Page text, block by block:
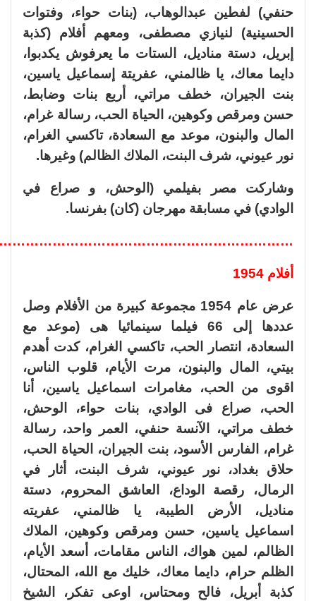
حنفي) لفطين عبدالوهاب، (بنات حواء، وفتوات
الحسينية) لنيازي مصطفى، ومعهم أفلام (كذبة
إبريل، دستة مناديل، الستات ما يعرفوش يكدبوا،
دايما معاك، يا ظالمني، عفريتة إسماعيل ياسين،
بنت الجيران، خطف مراتي، أربع بنات وضابط،
حسن ومرقص وكوهين، الحياة الحب، رسالة غرام،
المال والبنون، موعد مع السعادة، تاكسي الغرام،
نور عيوني، شرف البنت، الملاك الظالم) وغيرها.
وشاركت مصر بفيلمي (الوحش، و صراع في
الوادي) في مسابقة مهرجان (كان) بفرنسا.
أفلام 1954
عرض عام 1954 مجموعة كبيرة من الأفلام وصل
عددها إلى 66 فيلما سينمائيا هى (موعد مع
السعادة، انتصار الحب، تاكسي الغرام، كدت أهدم
بيتي، المال والبنون، مرت الأيام، قلوب الناس،
اقوى من الحب، مغامرات اسماعيل ياسين، أنا
الحب، صراع فى الوادي، بنات حواء، الوحش،
خطف مراتي، الآنسة حنفي، العمر واحد، رسالة
غرام، الفارس الأسود، بنت الجيران، الحياة الحب،
حلاق بغداد، نور عيوني، شرف البنت، أثار في
الرمال، رقصة الوداع، العاشق المحروم، دستة
مناديل، الأرض الطيبة، يا ظالمني، عفريته
اسماعيل ياسين، حسن ومرقص وكوهين، الملاك
الظالم، لمين هواك، الناس مقامات، أسعد الأيام،
الظلم حرام، دايما معاك، خليك مع الله، المحتال،
كذبة أبريل، فالح ومحتاس، اوعى تفكر، الشيخ